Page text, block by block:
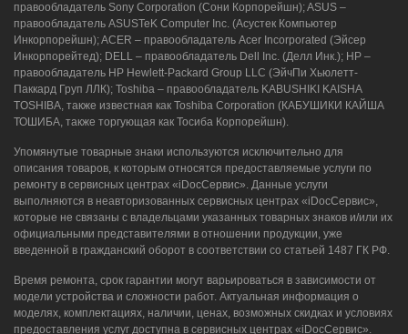
правообладатель Sony Corporation (Сони Корпорейшн); ASUS –
правообладатель ASUSTeK Computer Inc. (Асустек Компьютер
Инкорпорейшн); ACER – правообладатель Acer Incorporated (Эйсер
Инкорпорейтед); DELL – правообладатель Dell Inc. (Делл Инк.); HP –
правообладатель HP Hewlett-Packard Group LLC (ЭйчПи Хьюлетт-
Паккард Груп ЛЛК); Toshiba – правообладатель KABUSHIKI KAISHA
TOSHIBA, также известная как Toshiba Corporation (КАБУШИКИ КАЙША
ТОШИБА, также торгующая как Тосиба Корпорейшн).
Упомянутые товарные знаки используются исключительно для
описания товаров, к которым относятся предоставляемые услуги по
ремонту в сервисных центрах «iDocСервис». Данные услуги
выполняются в неавторизованных сервисных центрах «iDocСервис»,
которые не связаны с владельцами указанных товарных знаков и/или их
официальными представителями в отношении продукции, уже
введенной в гражданский оборот в соответствии со статьей 1487 ГК РФ.
Время ремонта, срок гарантии могут варьироваться в зависимости от
модели устройства и сложности работ. Актуальная информация о
моделях, комплектациях, наличии, ценах, возможных скидках и условиях
предоставления услуг доступна в сервисных центрах «iDocСервис».